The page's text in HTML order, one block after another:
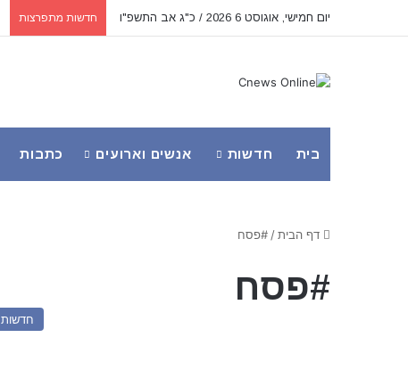
יום חמישי, אוגוסט 6 2026 / כ"ג אב התשפ"ו חדשות מתפרצות
בית חדשות אנשים וארועים כתבות
דף הבית/ #פסח
#פסח
חדשות